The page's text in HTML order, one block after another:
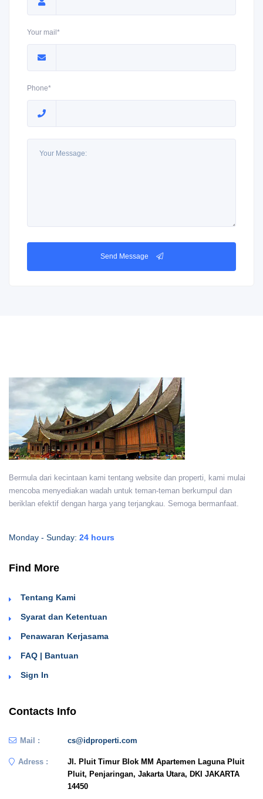
Your mail*
Phone*
Send Message
Bermula dari kecintaan kami tentang website dan properti, kami mulai
mencoba menyediakan wadah untuk teman-teman berkumpul dan
beriklan efektif dengan harga yang terjangkau. Semoga bermanfaat.
Monday - Sunday: 24 hours
Find More
Tentang Kami
Syarat dan Ketentuan
Penawaran Kerjasama
FAQ | Bantuan
Sign In
Contacts Info
Mail : cs@idproperti.com
Adress :
Jl. Pluit Timur Blok MM Apartemen Laguna Pluit
Pluit, Penjaringan, Jakarta Utara, DKI JAKARTA
14450